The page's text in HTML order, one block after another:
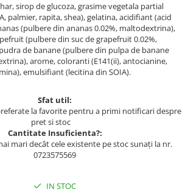
sirop de glucoza, grasime vegetala partial
palmier, rapita, shea), gelatina, acidifiant (acid
(pulbere din ananas 0.02%, maltodextrina),
(pulbere din suc de grapefruit 0.02%,
de banane (pulbere din pulpa de banane
arome, coloranti (E141(ii), antocianine,
emulsifiant (lecitina din SOIA).
Sfat util:
la favorite pentru a primi notificari despre
pret si stoc
Cantitate Insuficienta?:
mari decât cele existente pe stoc sunați la nr.
0723575569
IN STOC